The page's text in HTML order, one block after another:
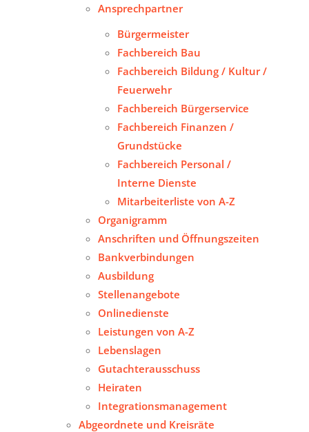
Ansprechpartner
Bürgermeister
Fachbereich Bau
Fachbereich Bildung / Kultur /
Feuerwehr
Fachbereich Bürgerservice
Fachbereich Finanzen /
Grundstücke
Fachbereich Personal /
Interne Dienste
Mitarbeiterliste von A-Z
Organigramm
Anschriften und Öffnungszeiten
Bankverbindungen
Ausbildung
Stellenangebote
Onlinedienste
Leistungen von A-Z
Lebenslagen
Gutachterausschuss
Heiraten
Integrationsmanagement
Abgeordnete und Kreisräte